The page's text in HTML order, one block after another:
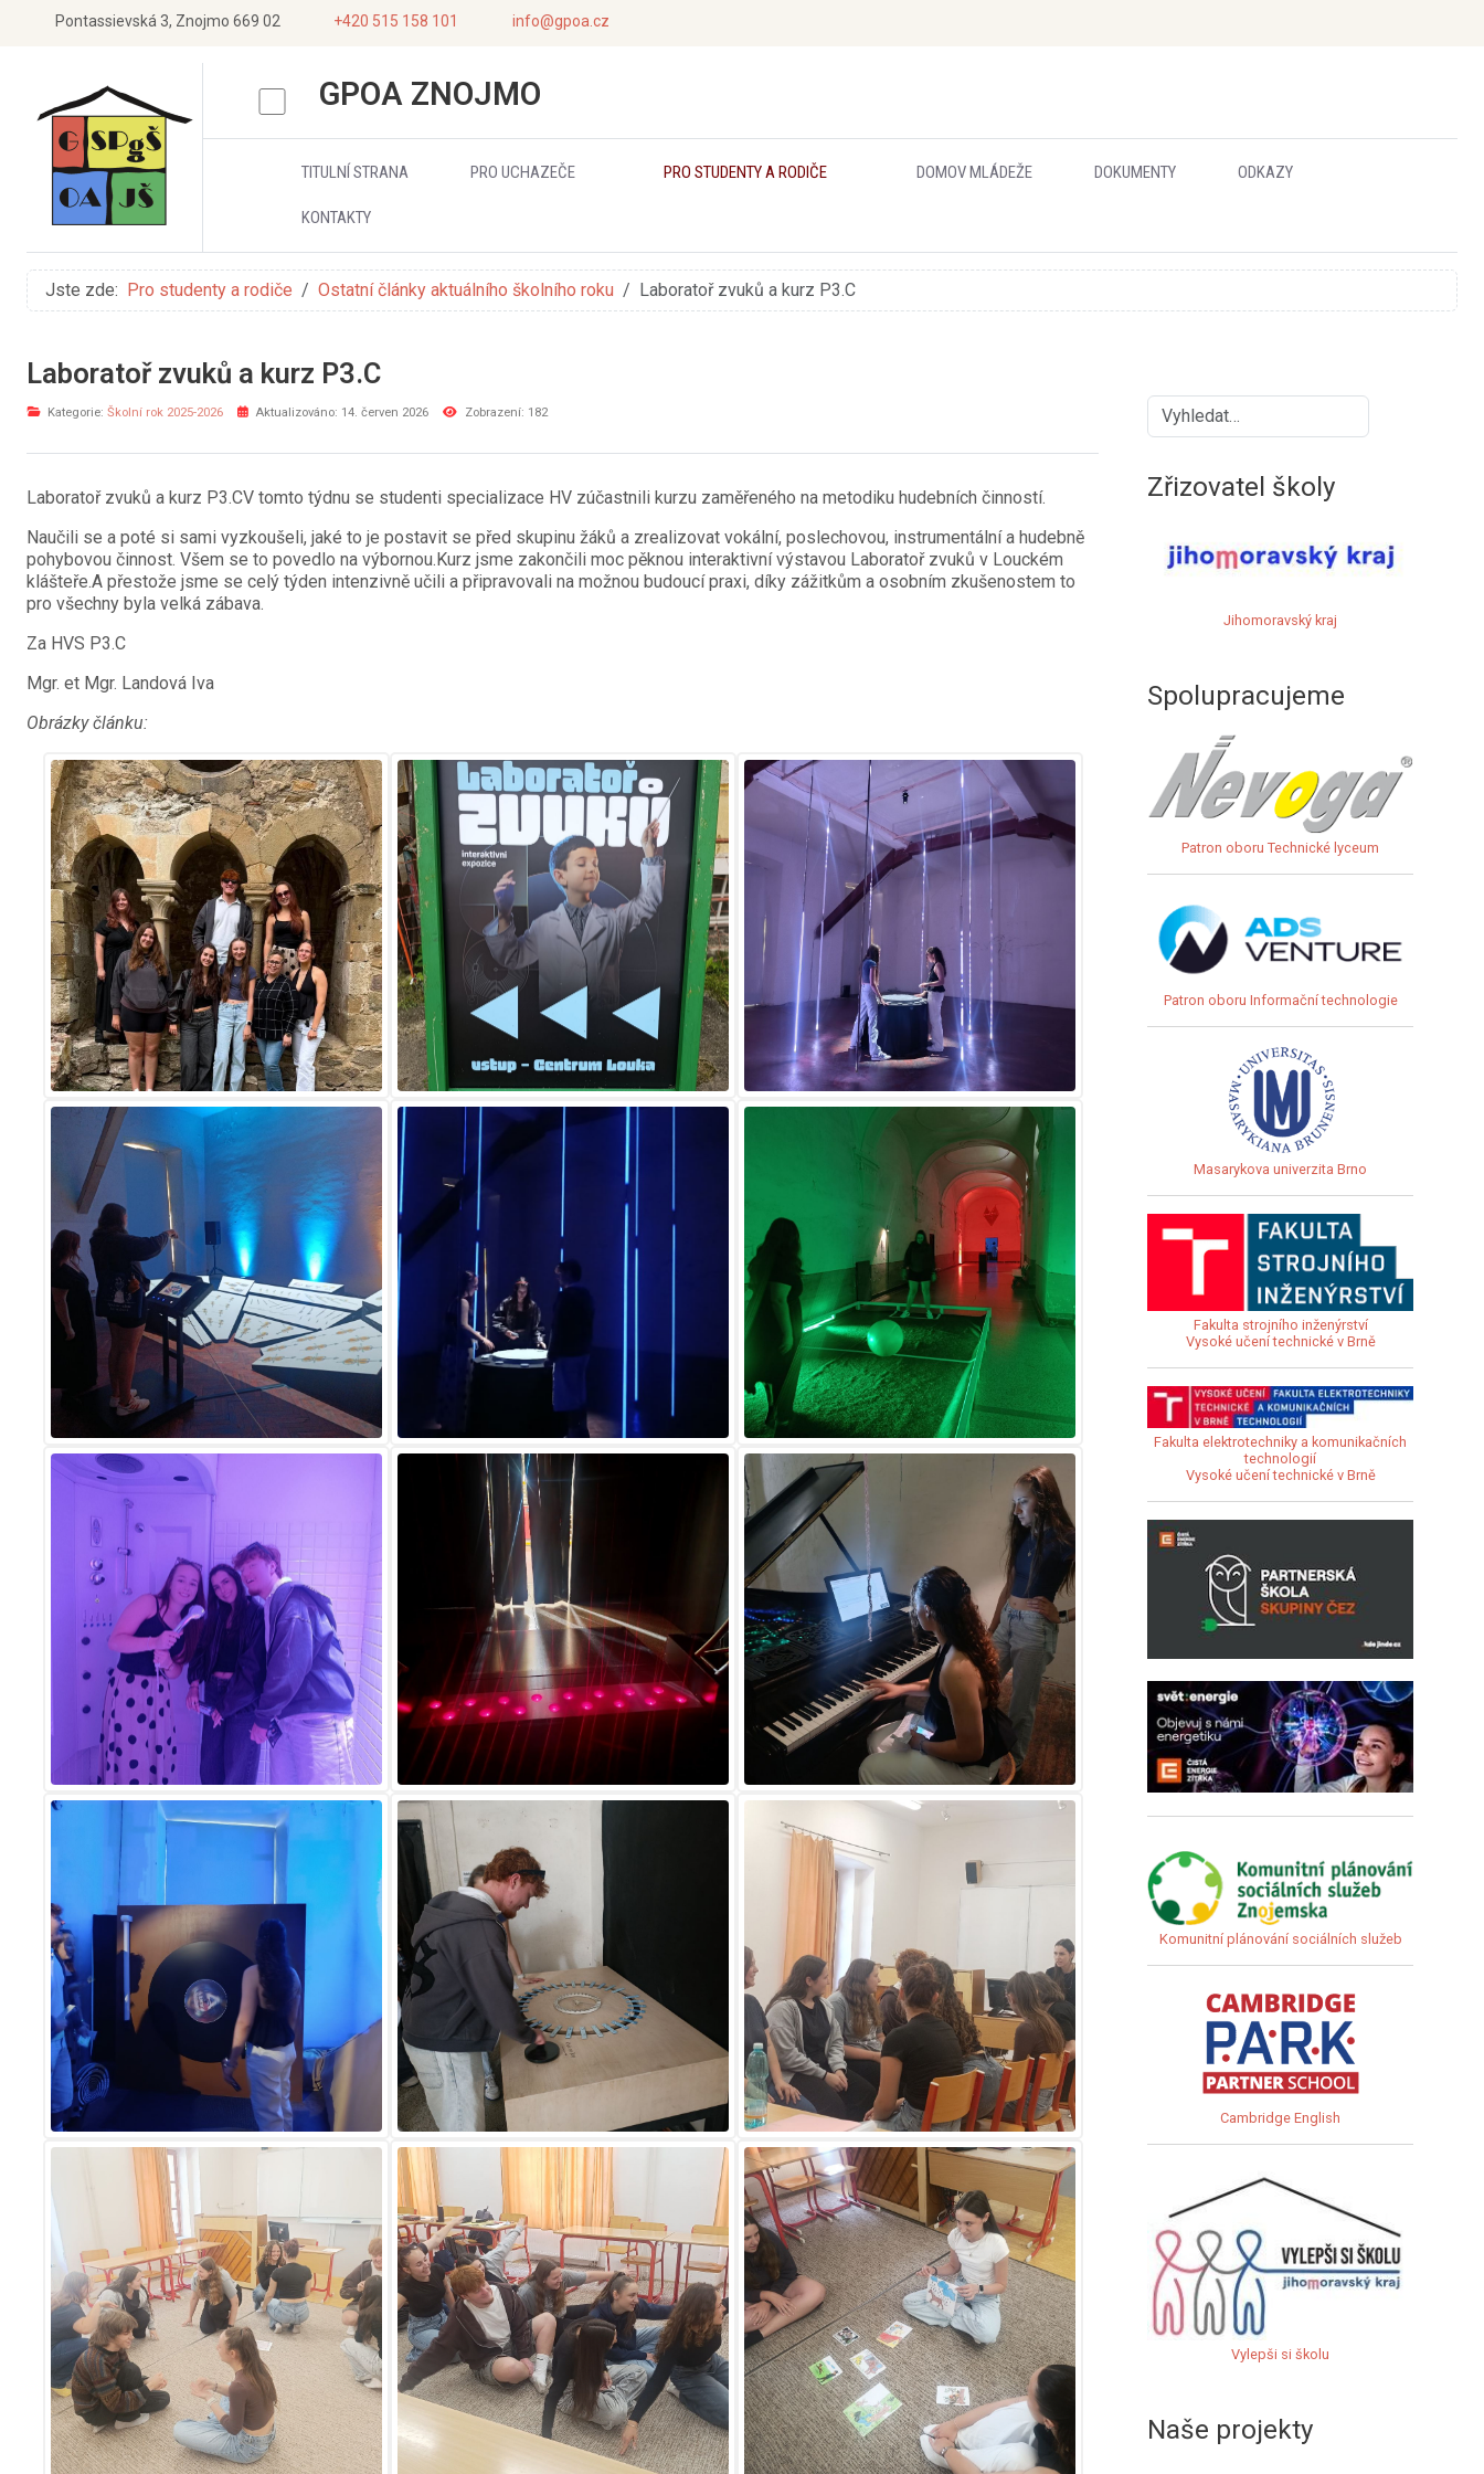
Pontassievská 3, Znojmo 669 02 +420 515 158 101 info@gpoa.cz
GPOA ZNOJMO
TITULNÍ STRANA PRO UCHAZEČE PRO STUDENTY A RODIČE DOMOV MLÁDEŽE DOKUMENTY ODKAZY
KONTAKTY
Jste zde: Pro studenty a rodiče Ostatní články aktuálního školního roku Laboratoř zvuků a kurz P3.C
Laboratoř zvuků a kurz P3.C
Kategorie:Školní rok 2025-2026 Aktualizováno: 14. červen 2026 Zobrazení: 182
Laboratoř zvuků a kurz P3.CV tomto týdnu se studenti specializace HV zúčastnili kurzu zaměřeného na metodiku hudebních činností.
Naučili se a poté si sami vyzkoušeli, jaké to je postavit se před skupinu žáků a zrealizovat vokální, poslechovou, instrumentální a hudebně
pohybovou činnost. Všem se to povedlo na výbornou.Kurz jsme zakončili moc pěknou interaktivní výstavou Laboratoř zvuků v Louckém
klášteře.A přestože jsme se celý týden intenzivně učili a připravovali na možnou budoucí praxi, díky zážitkům a osobním zkušenostem to
pro všechny byla velká zábava.
Za HVS P3.C
Mgr. et Mgr. Landová Iva
Obrázky článku:
?
Zřizovatel školy
Jihomoravský kraj
Spolupracujeme
Patron oboru Technické lyceum
Patron oboru Informační technologie
Masarykova univerzita Brno
Fakulta strojního inženýrství
Vysoké učení technické v Brně
Fakulta elektrotechniky a komunikačních
technologií
Vysoké učení technické v Brně
Komunitní plánování sociálních služeb
Cambridge English
Vylepši si školu
Naše projekty